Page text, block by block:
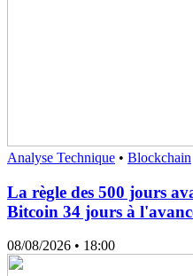
Analyse Technique • Blockchain
La règle des 500 jours
Bitcoin 34 jours à
08/08/2026 • 18:00